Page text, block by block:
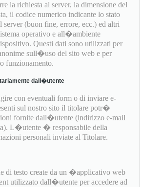
la richiesta al server, la dimensione del
il codice numerico indicante lo stato
server (buon fine, errore, ecc.) ed altri
operativo e all�ambiente
Questi dati sono utilizzati per
sull�uso del sito web e per
funzionamento.
dall�utente
con eventuali form o di inviare e-
sul nostro sito il titolare potr�
fornite dall�utente (indirizzo e-mail
L�utente � responsabile della
personali inviate al Titolare.
di testo create da un �applicativo web
utilizzato dall�utente per accedere ad